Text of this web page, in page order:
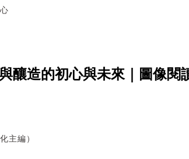
釀造的初心與未來｜圖像閱
主編）